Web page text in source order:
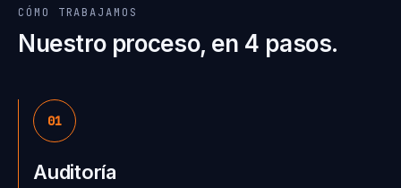
CÓMO TRABAJAMOS
Nuestro proceso, en 4 pasos.
01
Auditoría